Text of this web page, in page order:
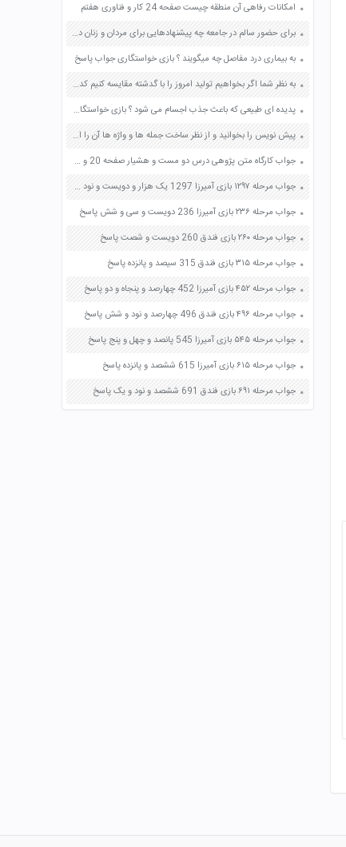
امکانات رفاهی آن منطقه چیست صفحه 24 کار و فناوری هفتم
برای حضور سالم در جامعه چه پیشنهادهایی برای مردان و زنان دارید؟ صفحه 151 دین و زندگی دهم
به بیماری درد مفاصل چه میگویند ؟ بازی خواستگاری جواب پاسخ
به نظر شما اگر بخواهیم تولید امروز را با گدشته مقایسه کنیم کدام عوامل تولید بیشتر تغییر کرده اند یک مثال بزنید صفحه 34 مطالعات اجتماعی هفتم
پدیده ای طبیعی که باعث جذب اجسام می شود ؟ بازی خواستگاری جواب پاسخ
پیش نویس را بخوانید و از نظر ساخت جمله ها و واژه ها آن را اصلاح کنید و در صورت لزوم گسترش دهید صفحه 79 نگارش یازدهم
جواب کارگاه متن پژوهی درس دو مست و هشیار صفحه 20 و 21 فارسی دوازدهم
جواب مرحله ۱۲۹۷ بازی آمیرزا 1297 یک هزار و دویست و نود و هفت پاسخ
جواب مرحله ۲۳۶ بازی آمیرزا 236 دویست و سی و شش پاسخ
جواب مرحله ۲۶۰ بازی فندق 260 دویست و شصت پاسخ
جواب مرحله ۳۱۵ بازی فندق 315 سیصد و پانزده پاسخ
جواب مرحله ۴۵۲ بازی آمیرزا 452 چهارصد و پنجاه و دو پاسخ
جواب مرحله ۴۹۶ بازی فندق 496 چهارصد و نود و شش پاسخ
جواب مرحله ۵۴۵ بازی آمیرزا 545 پانصد و چهل و پنج پاسخ
جواب مرحله ۶۱۵ بازی آمیرزا 615 ششصد و پانزده پاسخ
جواب مرحله ۶۹۱ بازی فندق 691 ششصد و نود و یک پاسخ